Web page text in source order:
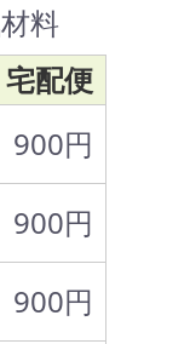
料
宅配便
900円
900円
900円